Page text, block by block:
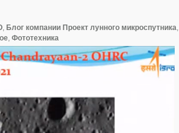
, Блог компании Проект лунного микроспутника,
, Фототехника